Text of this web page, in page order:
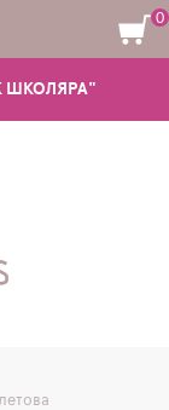
ШКОЛЯРА"
0